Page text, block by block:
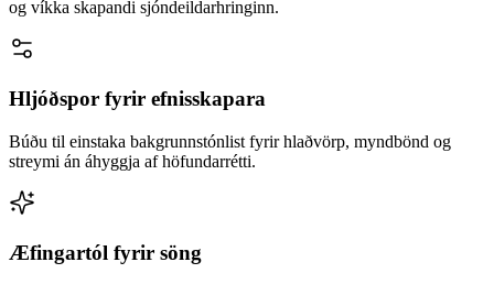
og víkka skapandi sjóndeildarhringinn.
Hljóðspor fyrir efnisskapara
Búðu til einstaka bakgrunnstónlist fyrir hlaðvörp, myndbönd og
streymi án áhyggja af höfundarrétti.
Æfingartól fyrir söng